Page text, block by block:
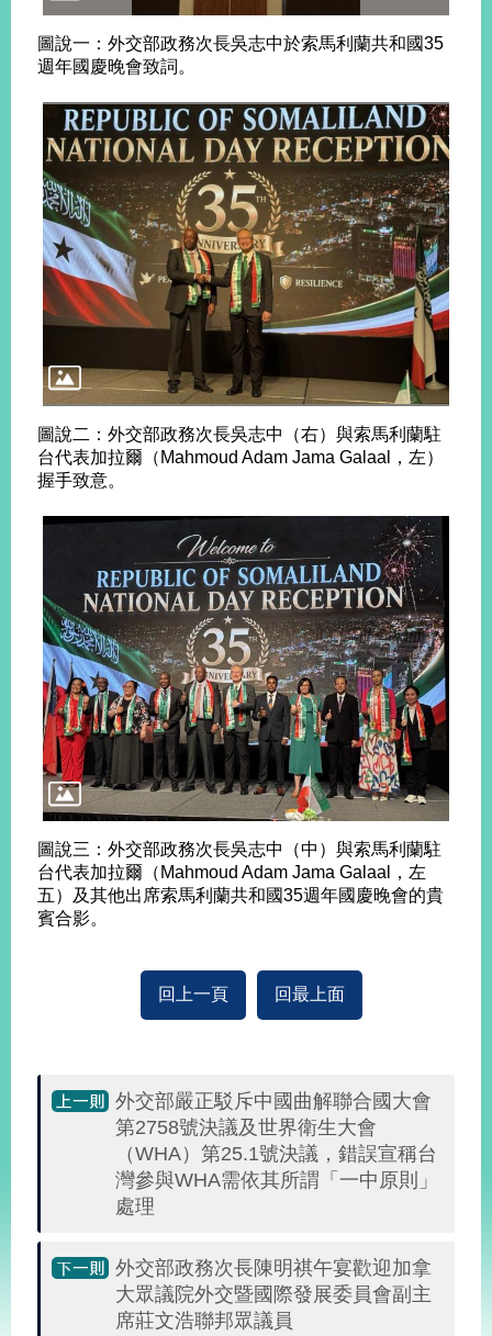
Instagram
X平台
(原推特)
YouTube
RSS
政
府
網
站
資
料
開
放
告
隱
私
權
保
護
安
全
政
策
無
障
礙
站
說
明
聯
圖說一：外交部政務次長吳志中於索馬利蘭共和國35
週年國慶晚會致詞。
圖說二：外交部政務次長吳志中（右）與索馬利蘭駐
台代表加拉爾（Mahmoud Adam Jama Galaal，左）
握手致意。
圖說三：外交部政務次長吳志中（中）與索馬利蘭駐
台代表加拉爾（Mahmoud Adam Jama Galaal，左
五）及其他出席索馬利蘭共和國35週年國慶晚會的貴
賓合影。
回上一頁 回最上面
外交部嚴正駁斥中國曲解聯合國大會
第2758號決議及世界衛生大會
（WHA）第25.1號決議，錯誤宣稱台
灣參與WHA需依其所謂「一中原則」
處理
外交部政務次長陳明祺午宴歡迎加拿
大眾議院外交暨國際發展委員會副主
席莊文浩聯邦眾議員